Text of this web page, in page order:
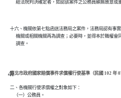
十六、機關依第七點函送法務局之案件，法務局認有事
機關或相關機關再為調查；必要時，並得本於職權
臺北市政府國家賠償事件求償權行使基準（民國 102 年
二、各機關行使求償權之對象如下：
    （一）公務員。